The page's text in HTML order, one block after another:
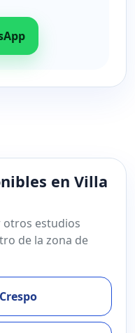
en Villa
otros estudios
de la zona de